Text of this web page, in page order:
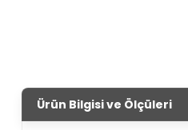
Ürün Bilgisi ve Ölçüleri